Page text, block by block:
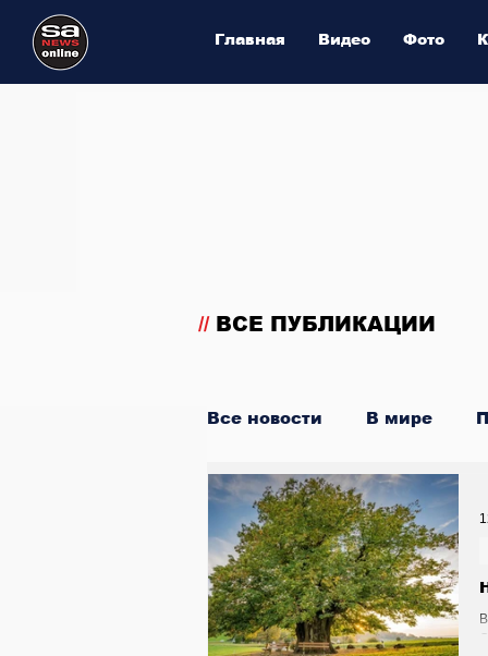
// ВСЕ ПУБЛИКАЦИИ
Все новости В мире
Общество Армия
Транспорт Культура
Главная Видео Фото